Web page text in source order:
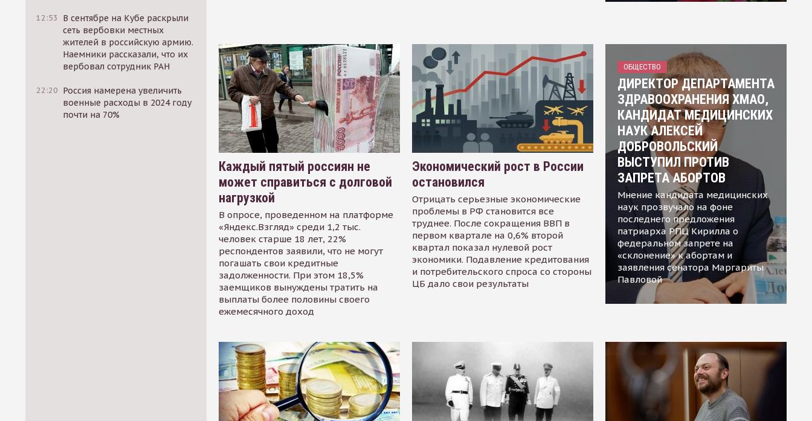
12:53
В сентябре на Кубе раскрыли
сеть вербовки местных
жителей в российскую армию.
Наемники рассказали, что их
вербовал сотрудник РАН
22:20 Россия намерена увеличить
военные расходы в 2024 году
почти на 70%
Каждый пятый россиян не
может справиться с долговой
нагрузкой
В опросе, проведенном на платформе
«Яндекс.Взгляд» среди 1,2 тыс.
человек старше 18 лет, 22%
респондентов заявили, что не могут
погашать свои кредитные
задолженности. При этом 18,5%
заемщиков вынуждены тратить на
выплаты более половины своего
ежемесячного доход
Экономический рост в России
остановился
Отрицать серьезные экономические
проблемы в РФ становится все
труднее. После сокращения ВВП в
первом квартале на 0,6% второй
квартал показал нулевой рост
экономики. Подавление кредитования
и потребительского спроса со стороны
ЦБ дало свои результаты
ОБЩЕСТВО
ДИРЕКТОР ДЕПАРТАМЕНТА
ЗДРАВООХРАНЕНИЯ ХМАО,
КАНДИДАТ МЕДИЦИНСКИХ
НАУК АЛЕКСЕЙ
ДОБРОВОЛЬСКИЙ
ВЫСТУПИЛ ПРОТИВ
ЗАПРЕТА АБОРТОВ
Мнение кандидата медицинских
наук прозвучало на фоне
последнего предложения
патриарха РПЦ Кирилла о
федеральном запрете на
«склонение» к абортам и
заявления сенатора Маргариты
Павловой